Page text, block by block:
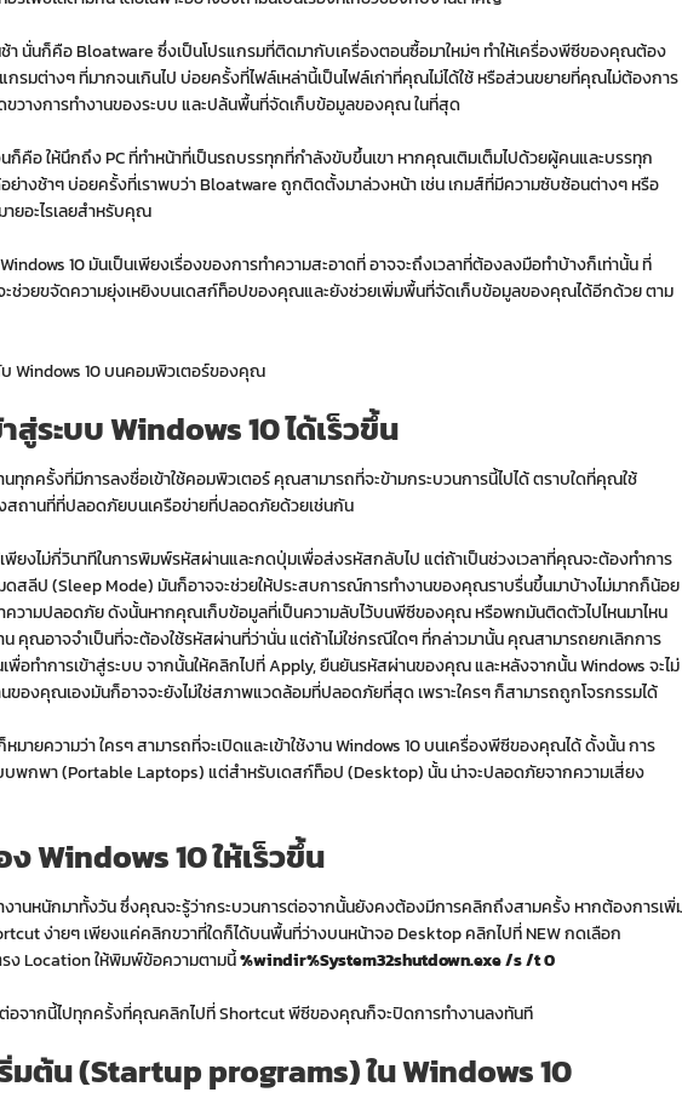
นั่นก็คือ Bloatware ซึ่งเป็นโปรแกรมที่ติดมากับเครื่องตอนซื้อมาใหม่ๆ ทำให้เครื่องพีซีของคุณต้อง
รมต่างๆ ที่มากจนเกินไป บ่อยครั้งที่ไฟล์เหล่านี้เป็นไฟล์เก่าที่คุณไม่ได้ใช้ หรือส่วนขยายที่คุณไม่ต้องการ
ขวางการทำงานของระบบ และปล้นพื้นที่จัดเก็บข้อมูลของคุณ ในที่สุด
คือ ให้นึกถึง PC ที่ทำหน้าที่เป็นรถบรรทุกที่กำลังขับขึ้นเขา หากคุณเติมเต็มไปด้วยผู้คนและบรรทุก
างช้าๆ บ่อยครั้งที่เราพบว่า Bloatware ถูกติดตั้งมาล่วงหน้า เช่น เกมส์ที่มีความซับซ้อนต่างๆ หรือ
ยอะไรเลยสำหรับคุณ
10 มันเป็นเพียงเรื่องของการทำความสะอาดที่ อาจจะถึงเวลาที่ต้องลงมือทำบ้างก็เท่านั้น ที่
ะช่วยขจัดความยุ่งเหยิงบนเดสก์ท็อปของคุณและยังช่วยเพิ่มพื้นที่จัดเก็บข้อมูลของคุณได้อีกด้วย ตาม
Windows 10 บนคอมพิวเตอร์ของคุณ
สู่ระบบWindows10 ได้เร็วขึ้น
กครั้งที่มีการลงชื่อเข้าใช้คอมพิวเตอร์ คุณสามารถที่จะข้ามกระบวนการนี้ไปได้ ตราบใดที่คุณใช้
ถานที่ที่ปลอดภัยบนเครือข่ายที่ปลอดภัยด้วยเช่นกัน
ยงไม่กี่วินาทีในการพิมพ์รหัสผ่านและกดปุ่มเพื่อส่งรหัสกลับไป แต่ถ้าเป็นช่วงเวลาที่คุณจะต้องทำการ
สลีป (Sleep Mode) มันก็อาจจะช่วยให้ประสบการณ์การทำงานของคุณราบรื่นขึ้นมาบ้างไม่มากก็น้อย
วามปลอดภัย ดังนั้นหากคุณเก็บข้อมูลที่เป็นความลับไว้บนพีซีของคุณ หรือพกมันติดตัวไปไหนมาไหน
คุณอาจจำเป็นที่จะต้องใช้รหัสผ่านที่ว่านั่น แต่ถ้าไม่ใช่กรณีใดๆ ที่กล่าวมานั้น คุณสามารถยกเลิกการ
อทำการเข้าสู่ระบบ จากนั้นให้คลิกไปที่ Apply, ยืนยันรหัสผ่านของคุณ และหลังจากนั้น Windows จะไม่
ของคุณเองมันก็อาจจะยังไม่ใช่สภาพแวดล้อมที่ปลอดภัยที่สุด เพราะใครๆ ก็สามารถถูกโจรกรรมได้
ยความว่า ใครๆ สามารถที่จะเปิดและเข้าใช้งาน Windows 10 บนเครื่องพีซีของคุณได้ ดั้งนั้น การ
พกพา (Portable Laptops) แต่สำหรับเดสก์ท็อป (Desktop) นั้น น่าจะปลอดภัยจากความเสี่ยง
งWindows 10ให้เร็วขึ้น
นหนักมาทั้งวัน ซึ่งคุณจะรู้ว่ากระบวนการต่อจากนั้นยังคงต้องมีการคลิกถึงสามครั้ง หากต้องการเพิ่
ง่ายๆ เพียงแค่คลิกขวาที่ใดก็ได้บนพื้นที่ว่างบนหน้าจอ Desktop คลิกไปที่ NEW กดเลือก
ง Location ให้พิมพ์ข้อความตามนี้%windir%System32shutdown.exe /s /t 0
ต่อจากนี้ไปทุกครั้งที่คุณคลิกไปที่ Shortcut พีซีของคุณก็จะปิดการทำงานลงทันที
มต้น(Startup programs) ใน Windows 10